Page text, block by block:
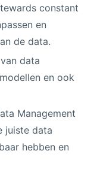
constant
en
de data.
data
en ook
Management
juiste data
hebben en